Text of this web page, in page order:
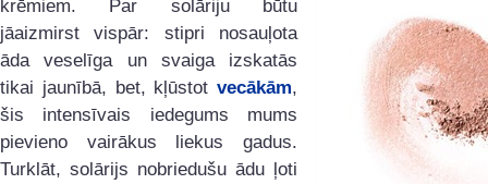
krēmiem. Par solāriju būtu
jāaizmirst vispār: stipri nosauļota
āda veselīga un svaiga izskatās
tikai jaunībā, bet, kļūstot vecākām,
šis intensīvais iedegums mums
pievieno vairākus liekus gadus.
Turklāt, solārijs nobriedušu ādu ļoti